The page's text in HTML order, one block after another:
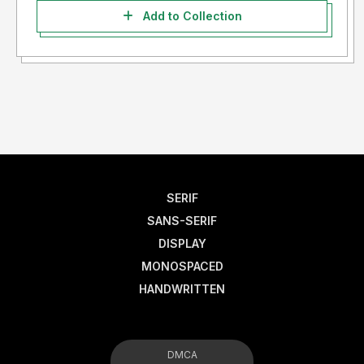
Corporate License , atau sesuai dengan ketentuan yang
telah diatur dalam Undang-Undang Nomor 28 Tahun 2014
Tentang Hak Cipta
Email:[email protected]
Add to Collection
SERIF
SANS-SERIF
DISPLAY
MONOSPACED
HANDWRITTEN
DMCA